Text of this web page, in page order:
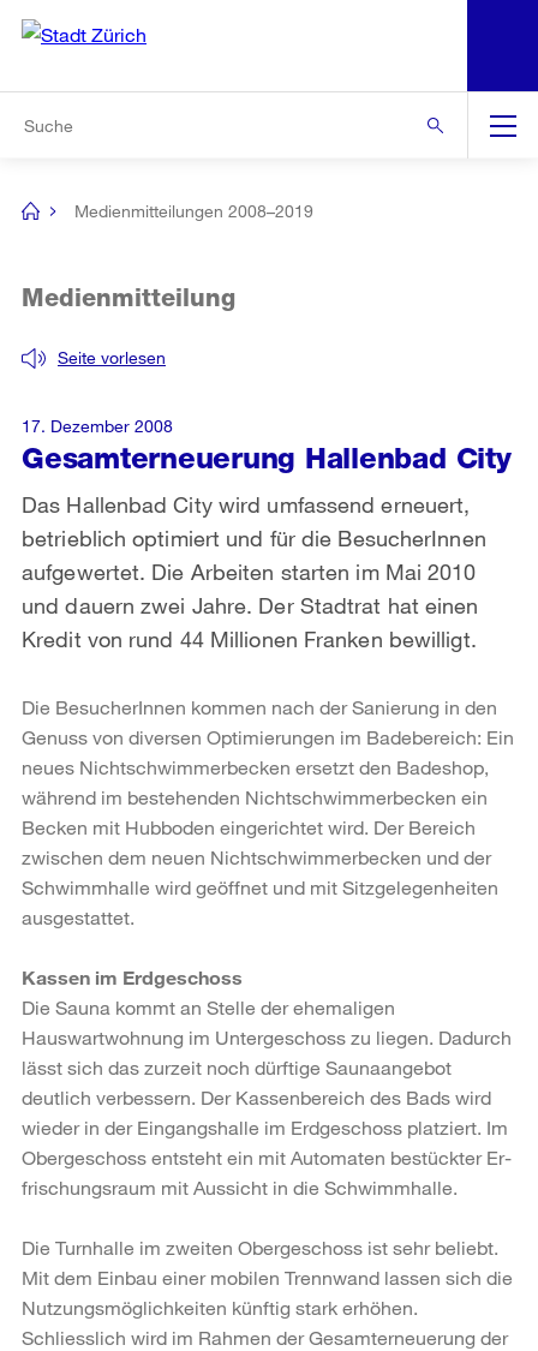
Navigation
[no
Medienmitteilungen 2008–2019
Gesamterneuerung Hallenbad City
Seite vorlesen
Medienmitteilung
Das Hallenbad City wird umfassend erneuert,
betrieblich optimiert und für die BesucherInnen
aufgewertet. Die Arbeiten starten im Mai 2010
und dauern zwei Jahre. Der Stadtrat hat einen
Kredit von rund 44 Millionen Franken bewilligt.
17. Dezember 2008
Die BesucherInnen kommen nach der Sanierung in den
Genuss von diversen Optimierungen im Badebereich: Ein
neues Nichtschwimmerbecken ersetzt den Badeshop,
während im bestehenden Nichtschwimmerbecken ein
Becken mit Hubboden eingerichtet wird. Der Bereich
zwischen dem neuen Nichtschwimmer­becken und der
Schwimmhalle wird geöffnet und mit Sitzgelegenheiten
ausgestattet.
Kassen im Erdgeschoss
Die Sauna kommt an Stelle der ehemaligen
Hauswartwohnung im Untergeschoss zu liegen. Dadurch
lässt sich das zurzeit noch dürftige Saunaangebot
deutlich ver­bessern. Der Kassenbereich des Bads wird
wieder in der Eingangshalle im Erd­geschoss platziert. Im
Obergeschoss entsteht ein mit Automaten bestückter Er­
frischungsraum mit Aussicht in die Schwimmhalle.
Die Turnhalle im zweiten Obergeschoss ist sehr beliebt.
Mit dem Einbau einer mo­bilen Trennwand lassen sich die
Nutzungsmöglichkeiten künftig stark erhöhen.
Schliesslich wird im Rahmen der Gesamterneuerung der